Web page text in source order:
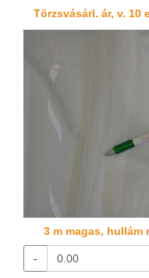
Törzsvásárl. ár, v. 10
3 m magas, hullám
-